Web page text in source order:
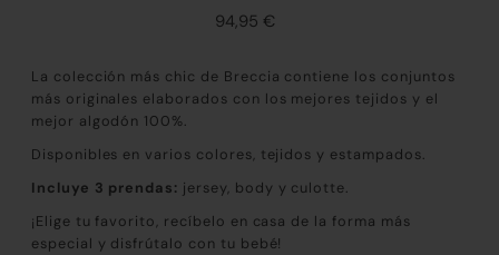
94,95 €
La colección más chic de Breccia contiene los conjuntos
más originales elaborados con los mejores tejidos y el
mejor algodón 100%.
Disponibles en varios colores, tejidos y estampados.
Incluye 3 prendas: jersey, body y culotte.
¡Elige tu favorito, recíbelo en casa de la forma más
especial y disfrútalo con tu bebé!